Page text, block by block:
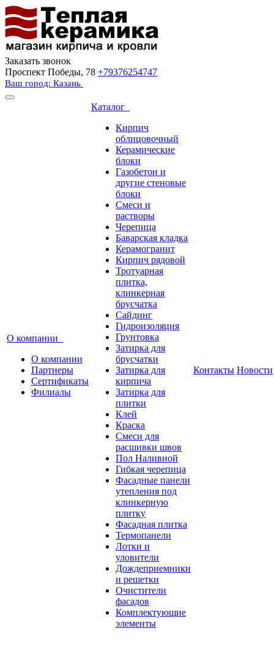
Заказать звонок
Проспект Победы, 78 +79376254747
Ваш город: Казань
О компании
О компании
Партнеры
Сертификаты
Филиалы
Каталог
Кирпич
облицовочный
Керамические
блоки
Газобетон и
другие стеновые
блоки
Смеси и
растворы
Черепица
Баварская кладка
Керамогранит
Кирпич рядовой
Тротуарная
плитка,
клинкерная
брусчатка
Сайдинг
Гидроизоляция
Грунтовка
Затирка для
брусчатки
Затирка для
кирпича
Затирка для
плитки
Клей
Краска
Смеси для
расшивки швов
Пол Наливной
Гибкая черепица
Фасадные панели
утепления под
клинкерную
плитку
Фасадная плитка
Термопанели
Лотки и
уловители
Дождеприемники
и решетки
Очистители
фасадов
Комплектующие
элементы
Контакты Новости